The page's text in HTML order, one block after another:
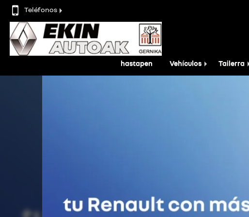
Teléfonos
hastapen Vehículos Tailerra